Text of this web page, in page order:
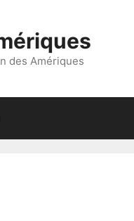
des Amériques